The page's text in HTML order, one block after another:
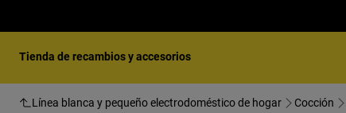
Tienda de recambios y accesorios
Línea blanca y pequeño electrodoméstico de hogar Cocción